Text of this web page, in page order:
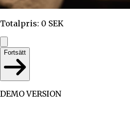
Totalpris: 0 SEK
Fortsätt
DEMO VERSION